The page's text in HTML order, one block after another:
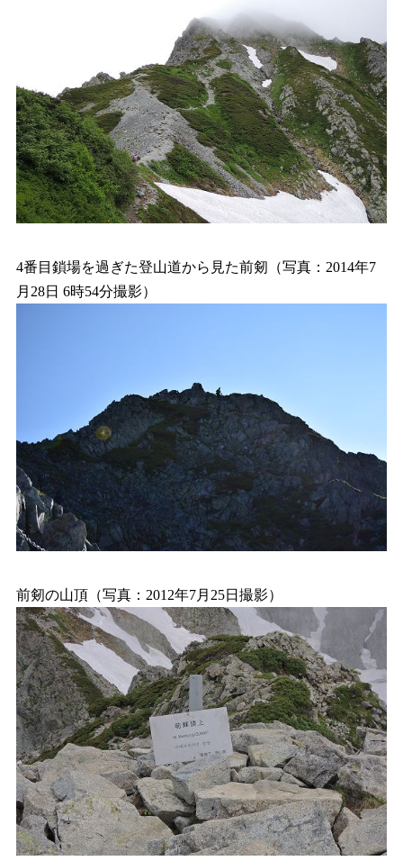
4番目鎖場を過ぎた登山道から見た前剱（写真：2014年7
月28日 6時54分撮影）
前剱の山頂（写真：2012年7月25日撮影）